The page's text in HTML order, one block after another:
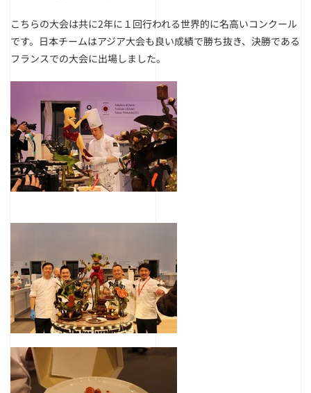
こちらの大会は共に2年に１回行われる世界的に名高いコンクール
です。日本チームはアジア大会も良い成績で勝ち抜き、決勝である
フランスでの大会に出場しました。